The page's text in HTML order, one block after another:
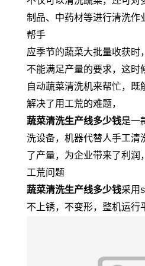
制品、中药材等进行清洗作
帮手
应季节的蔬菜大批量收获时
不能满足产量的要求，这时
自动蔬菜清洗机来帮忙，既
解决了用工荒的难题，
蔬菜清洗生产线多少钱是一
洗设备，机器代替人手工清
了产量，为企业带来了利润
工荒问题
蔬菜清洗生产线多少钱采用
不上锈，不变形，整机运行